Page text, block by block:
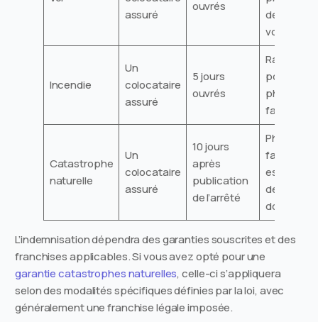
assuré
ouvrés
des objets
volés
Incendie
Un
colocataire
assuré
5 jours
ouvrés
Rapport
pompiers,
photos,
factures
Catastrophe
naturelle
Un
colocataire
assuré
10 jours
après
publication
de l’arrêté
Photos,
factures,
des
L’indemnisation dépendra des garanties souscrites et des
franchises applicables. Si vous avez opté pour une
garantie catastrophes naturelles, celle-ci s’appliquera
selon des modalités spécifiques définies par la loi, avec
généralement une franchise légale imposée.